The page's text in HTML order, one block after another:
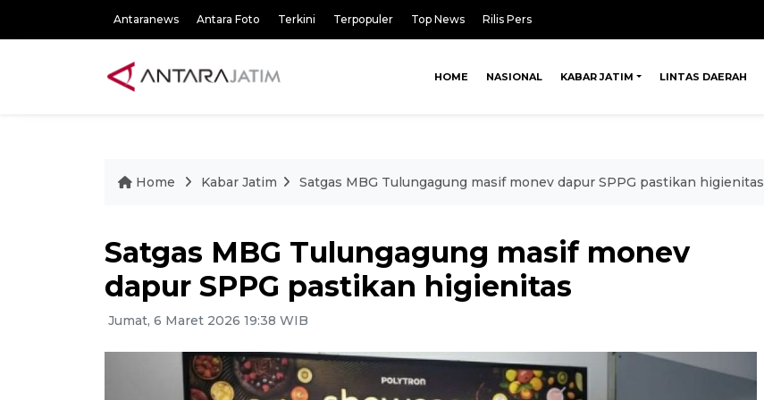
Antaranews Antara Foto Terkini Terpopuler Top News Rilis Pers
HOME NASIONAL KABAR JATIM LINTAS DAERAH
Home Kabar Jatim Satgas MBG Tulungagung masif monev dapur SPPG pastikan higienitas
Satgas MBG Tulungagung masif monev
dapur SPPG pastikan higienitas
Jumat, 6 Maret 2026 19:38 WIB